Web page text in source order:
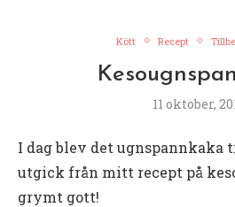
Kött Recept
11 oktober,
I dag blev det ugnspannkaka
utgick från mitt recept på
grymt gott!